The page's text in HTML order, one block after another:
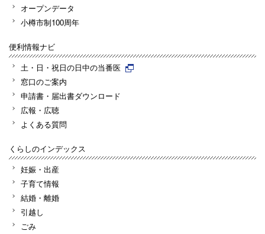
オープンデータ
小樽市制100周年
便利情報ナビ
土・日・祝日の日中の当番医
窓口のご案内
申請書・届出書ダウンロード
広報・広聴
よくある質問
くらしのインデックス
妊娠・出産
子育て情報
結婚・離婚
引越し
ごみ